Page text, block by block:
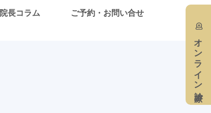
院長コラム ご予約・お問い合せ
オンライン診療